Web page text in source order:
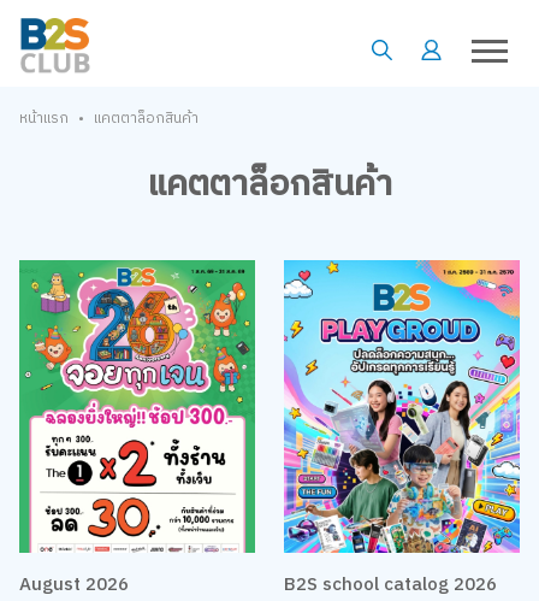
หน้าแรก • แคตตาล็อกสินค้า
แคตตาล็อกสินค้า
August 2026 B2S school catalog 2026